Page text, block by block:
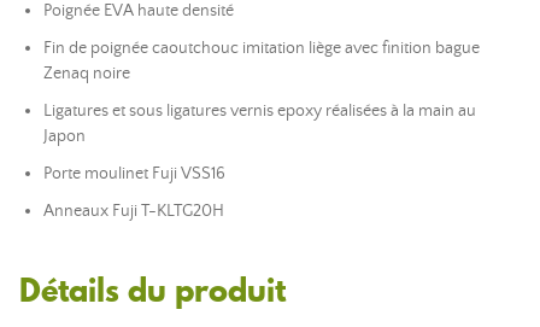
Poignée EVA haute densité
Fin de poignée caoutchouc imitation liège avec finition bague
Zenaq noire
Ligatures et sous ligatures vernis epoxy réalisées à la main au
Japon
Porte moulinet Fuji VSS16
Anneaux Fuji T-KLTG20H
Détails du produit